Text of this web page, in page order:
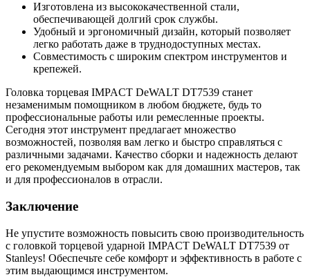
Изготовлена из высококачественной стали,
обеспечивающей долгий срок службы.
Удобный и эргономичный дизайн, который позволяет
легко работать даже в труднодоступных местах.
Совместимость с широким спектром инструментов и
крепежей.
Головка торцевая IMPACT DeWALT DT7539 станет
незаменимым помощником в любом бюджете, будь то
профессиональные работы или ремесленные проекты.
Сегодня этот инструмент предлагает множество
возможностей, позволяя вам легко и быстро справляться с
различными задачами. Качество сборки и надежность делают
его рекомендуемым выбором как для домашних мастеров, так
и для профессионалов в отрасли.
Заключение
Не упустите возможность повысить свою производительность
с головкой торцевой ударной IMPACT DeWALT DT7539 от
Stanleys! Обеспечьте себе комфорт и эффективность в работе с
этим выдающимся инструментом.